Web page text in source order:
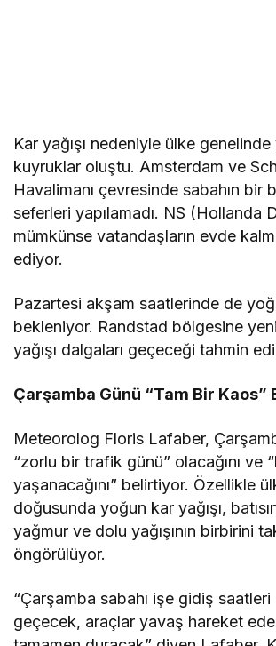
Kar yağışı nedeniyle ülke
kuyruklar oluştu. Amsterdam ve
Havalimanı çevresinde sabahın bir
seferleri yapılamadı. NS (Hollanda
mümkünse vatandaşların evde
ediyor.
Pazartesi akşam saatlerinde de
bekleniyor. Randstad bölgesine
yağışı dalgaları geçeceği tahmin
Çarşamba Günü “Tam Bir Kaos”
Meteorolog Floris Lafaber,
“zorlu bir trafik günü” olacağını ve
yaşanacağını” belirtiyor. Özellikle
doğusunda yoğun kar yağışı,
yağmur ve dolu yağışının birbirini
öngörülüyor.
“Çarşamba sabahı işe gidiş
geçecek, araçlar yavaş hareket